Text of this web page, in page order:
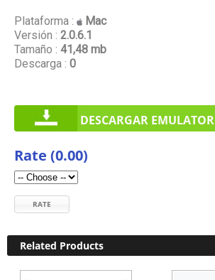
Plataforma :
Mac
Versión : 2.0.6.1
Tamaño : 41,48 mb
Descarga : 0
DESCARGAR EMULATOR
Rate (0.00)
RATE
Related Products